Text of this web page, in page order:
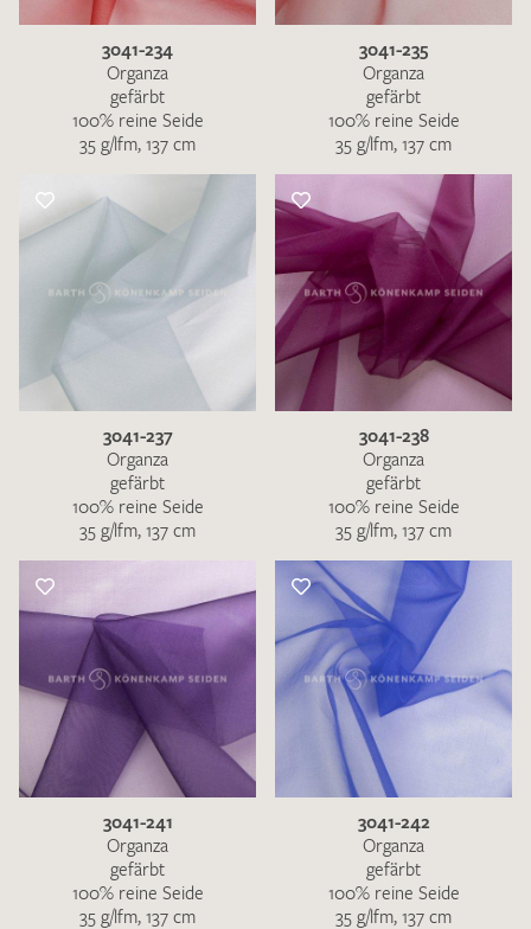
3041-234
Organza
gefärbt
100% reine Seide
35 g/lfm, 137 cm
3041-235
Organza
gefärbt
100% reine Seide
35 g/lfm, 137 cm
3041-237
Organza
gefärbt
100% reine Seide
35 g/lfm, 137 cm
3041-238
Organza
gefärbt
100% reine Seide
35 g/lfm, 137 cm
3041-241
Organza
gefärbt
100% reine Seide
35 g/lfm, 137 cm
3041-242
Organza
gefärbt
100% reine Seide
35 g/lfm, 137 cm